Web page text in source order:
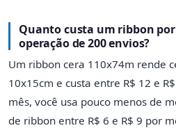
Quanto custa um ribbon
operação de 200 envios?
Um ribbon cera 110x74m rende
10x15cm e custa entre R$ 12 e
mês, você usa pouco menos de
de ribbon entre R$ 6 e R$ 9 por